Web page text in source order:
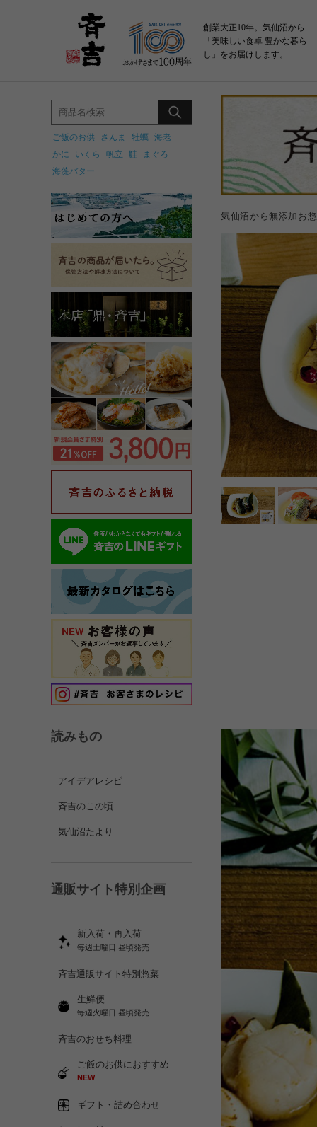
創業大正10年。気仙沼から
「美味しい食卓 豊かな暮ら
し」をお届けします。
気仙沼から無添加お
ご飯のお供 さんま 牡蠣 海老
かに
いくら 帆立 鮭
まぐろ
海藻バター
読みもの
アイデアレシピ
斉吉のこの頃
気仙沼たより
通販サイト特別企画
新入荷・再入荷
毎週土曜日 昼頃発売
斉吉通販サイト特別惣菜
生鮮便
毎週火曜日 昼頃発売
斉吉のおせち料理
ご飯のお供におすすめ
NEW
ギフト・詰め合わせ